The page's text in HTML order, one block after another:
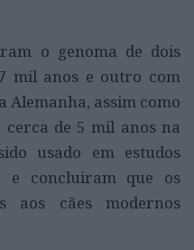
o genoma de dois
mil anos e outro com
Alemanha, assim como
de 5 mil anos na
usado em estudos
e concluiram que os
aos cães modernos